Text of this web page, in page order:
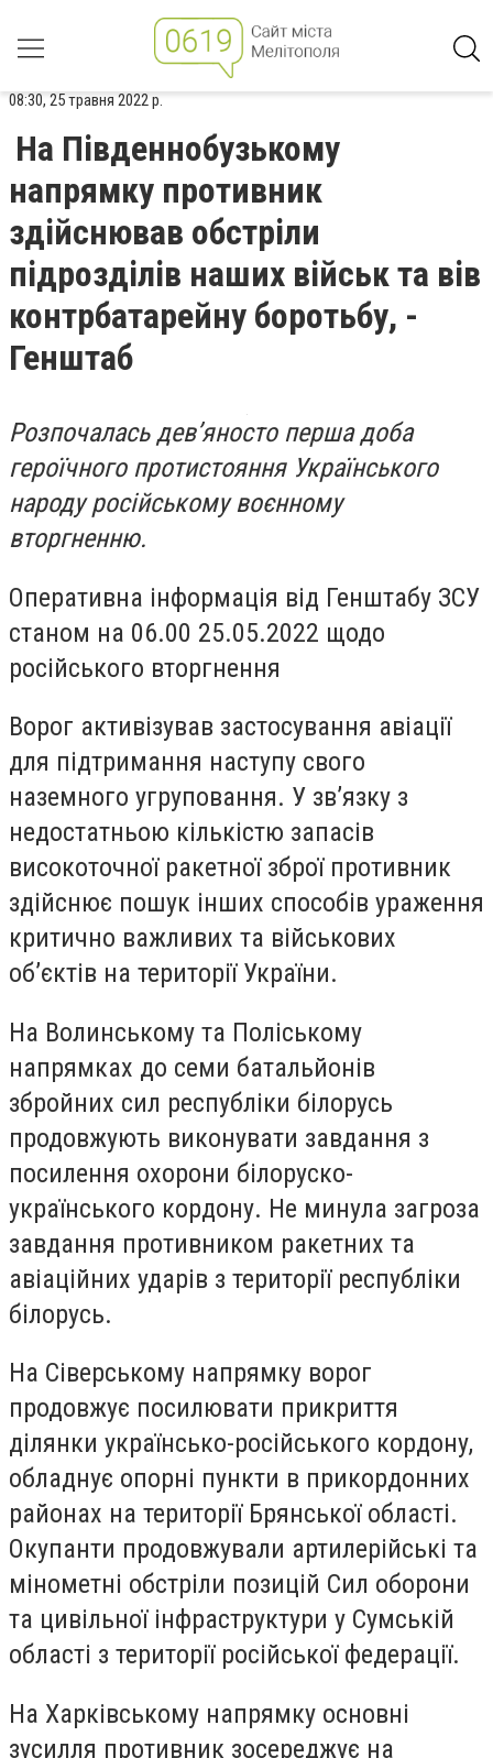
08:30, 25 травня 2022 р.
На Південнобузькому
напрямку противник
здійснював обстріли
підрозділів наших військ та вів
контрбатарейну боротьбу, -
Генштаб
Розпочалась дев’яносто перша доба
героїчного протистояння Українського
народу російському воєнному
вторгненню.
Оперативна інформація від Генштабу ЗСУ
станом на 06.00 25.05.2022 щодо
російського вторгнення
Ворог активізував застосування авіації
для підтримання наступу свого
наземного угруповання. У зв’язку з
недостатньою кількістю запасів
високоточної ракетної зброї противник
здійснює пошук інших способів ураження
критично важливих та військових
об’єктів на території України.
На Волинському та Поліському
напрямках до семи батальйонів
збройних сил республіки білорусь
продовжують виконувати завдання з
посилення охорони білоруско-
українського кордону. Не минула загроза
завдання противником ракетних та
авіаційних ударів з території республіки
білорусь.
На Сіверському напрямку ворог
продовжує посилювати прикриття
ділянки українсько-російського кордону,
обладнує опорні пункти в прикордонних
районах на території Брянської області.
Окупанти продовжували артилерійські та
мінометні обстріли позицій Сил оборони
та цивільної інфраструктури у Сумській
області з території російської федерації.
На Харківському напрямку основні
зусилля противник зосереджує на